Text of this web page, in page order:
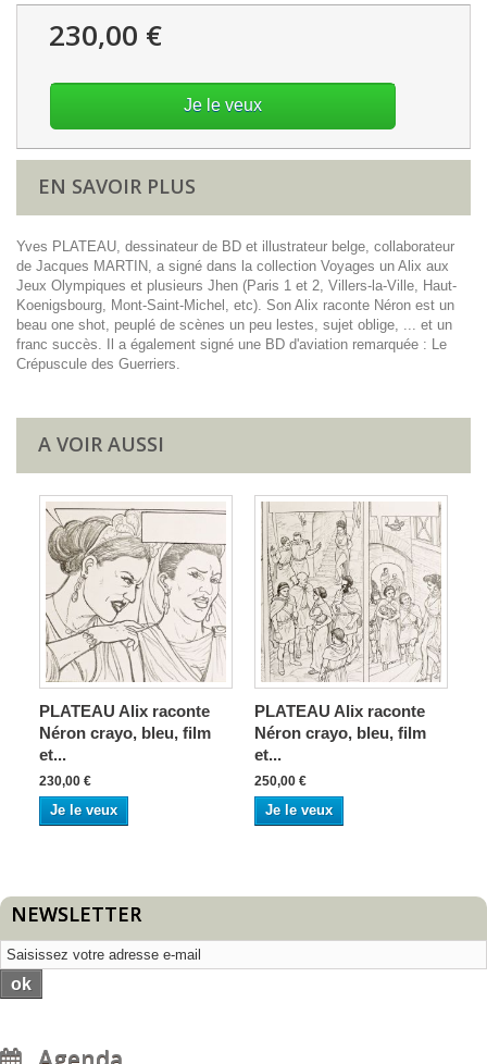
230,00 €
Je le veux
EN SAVOIR PLUS
Yves PLATEAU, dessinateur de BD et illustrateur belge, collaborateur
de Jacques MARTIN, a signé dans la collection Voyages un Alix aux
Jeux Olympiques et plusieurs Jhen (Paris 1 et 2, Villers-la-Ville, Haut-
Koenigsbourg, Mont-Saint-Michel, etc). Son Alix raconte Néron est un
beau one shot, peuplé de scènes un peu lestes, sujet oblige, ... et un
franc succès. Il a également signé une BD d'aviation remarquée : Le
Crépuscule des Guerriers.
A VOIR AUSSI
PLATEAU Alix raconte
Néron crayo, bleu, film
et...
230,00 €
Je le veux
PLATEAU Alix raconte
Néron crayo, bleu, film
et...
250,00 €
Je le veux
NEWSLETTER
ok